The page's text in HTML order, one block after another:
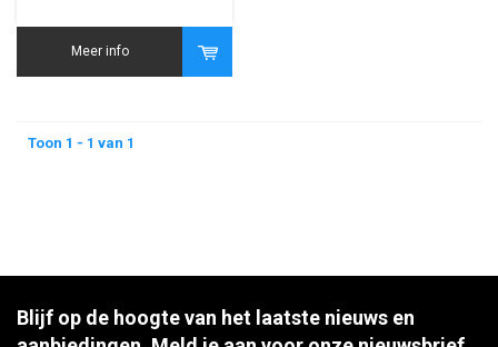
Meer info
Toon 1 - 1 van 1
Blijf op de hoogte van het laatste nieuws en